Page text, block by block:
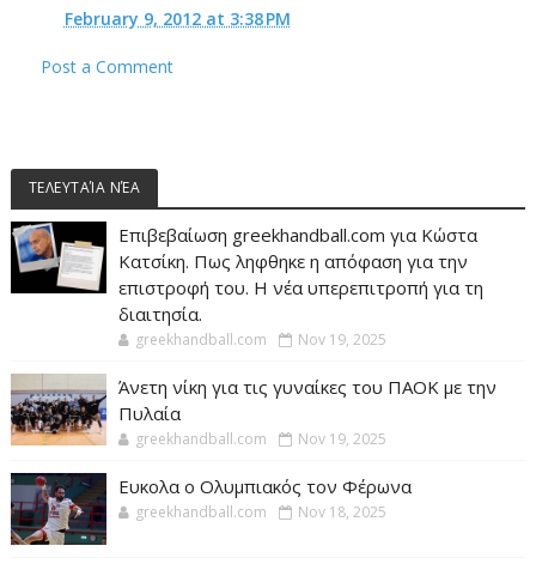
February 9, 2012 at 3:38 PM
Post a Comment
ΤΕΛΕΥΤΑΊΑ ΝΈΑ
Επιβεβαίωση greekhandball.com για Κώστα
Κατσίκη. Πως ληφθηκε η απόφαση για την
επιστροφή του. Η νέα υπερεπιτροπή για τη
διαιτησία.
greekhandball.com Nov 19, 2025
Άνετη νίκη για τις γυναίκες του ΠΑΟΚ με την
Πυλαία
greekhandball.com Nov 19, 2025
Ευκολα ο Ολυμπιακός τον Φέρωνα
greekhandball.com Nov 18, 2025